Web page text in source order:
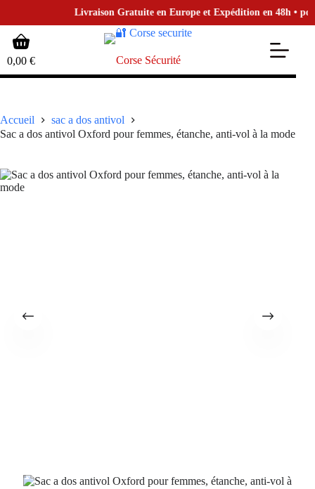
Livraison Gratuite en Europe et Expédition en 48h • pour
contenu
Panier
d’achat
0,00 € Corse Sécurité
Accueil
sac a dos antivol
Sac a dos antivol Oxford pour femmes, étanche, anti-vol à la mode